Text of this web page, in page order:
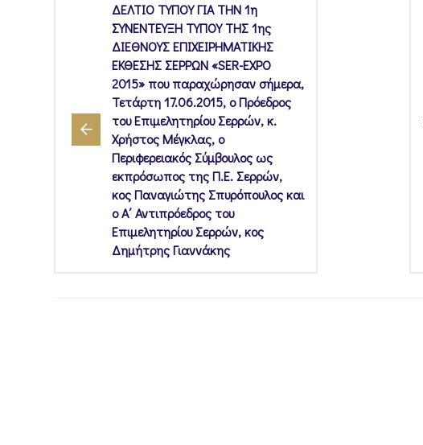
ΔΕΛΤΙΟ ΤΥΠΟΥ ΓΙΑ ΤΗΝ 1η
ΣΥΝΕΝΤΕΥΞΗ ΤΥΠΟΥ ΤΗΣ 1ης
ΔΙΕΘΝΟΥΣ ΕΠΙΧΕΙΡΗΜΑΤΙΚΗΣ
ΕΚΘΕΣΗΣ ΣΕΡΡΩΝ «SER-EXPO
2015» που παραχώρησαν σήμερα,
Τετάρτη 17.06.2015, ο Πρόεδρος
του Επιμελητηρίου Σερρών, κ.
Χρήστος Μέγκλας, ο
Περιφερειακός Σύμβουλος ως
εκπρόσωπος της Π.Ε. Σερρών,
κος Παναγιώτης Σπυρόπουλος και
ο Α΄ Αντιπρόεδρος του
Επιμελητηρίου Σερρών, κος
Δημήτρης Γιαννάκης